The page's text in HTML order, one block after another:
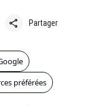
share Partager
préférées